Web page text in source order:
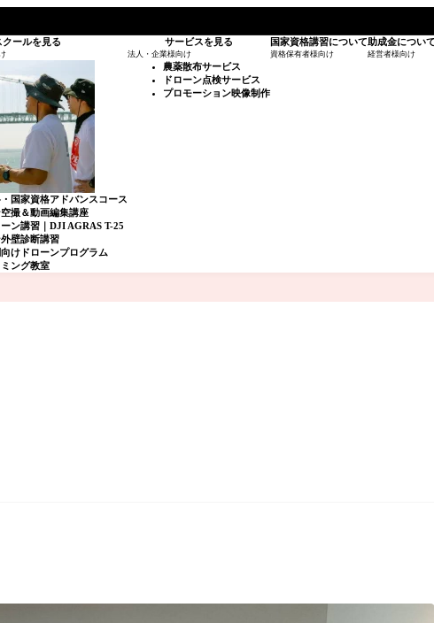
クールを見る
国家資格アドバンスコース
空撮＆動画編集講座
ン講習｜DJI AGRAS T-25
外壁診断講習
けドローンプログラム
ング教室
サービスを見る
法人・企業様向け
農薬散布サービス
ドローン点検サービス
プロモーション映像制作
国家資格講習について
資格保有者様向け
助成金について
経営者様向け